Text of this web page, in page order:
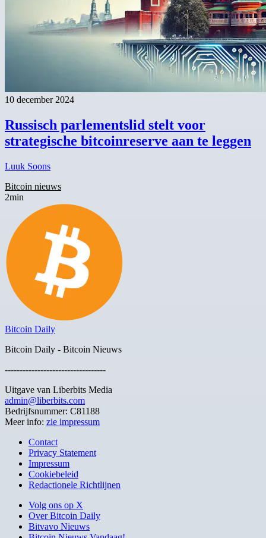
10 december 2024
Russisch parlementslid stelt voor
strategische bitcoinreserve aan te leggen
Luuk Soons
Bitcoin nieuws
2min
Bitcoin Daily
Bitcoin Daily - Bitcoin Nieuws
----------------------------------
Uitgave van Liberbits Media
admin@liberbits.com
Bedrijfsnummer: C81188
Meer info: zie impressum
Contact
Privacy Statement
Impressum
Cookiebeleid
Redactionele Richtlijnen
Volg ons op X
Over Bitcoin Daily
Bitvavo Nieuws